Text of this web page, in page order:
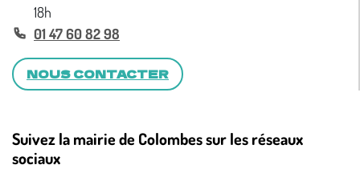
18h
01 47 60 82 98
NOUS CONTACTER
Suivez la mairie de Colombes sur les réseaux
sociaux